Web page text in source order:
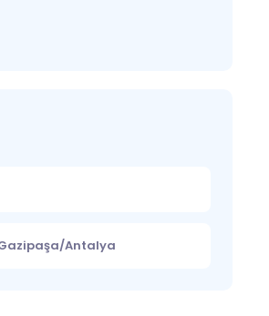
Gazipaşa/Antalya